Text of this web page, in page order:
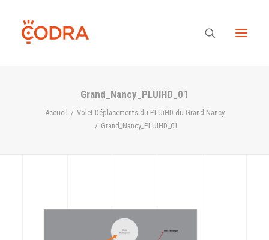
Des valeurs, une équipe
Grand_Nancy_PLUIHD_01
Accueil
Volet Déplacements du PLUiHD du Grand Nancy
Grand_Nancy_PLUIHD_01